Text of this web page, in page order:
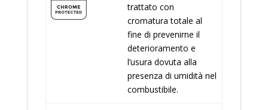
trattato con
cromatura totale al
fine di prevenirne il
deterioramento e
l’usura dovuta alla
presenza di umidità nel
combustibile.